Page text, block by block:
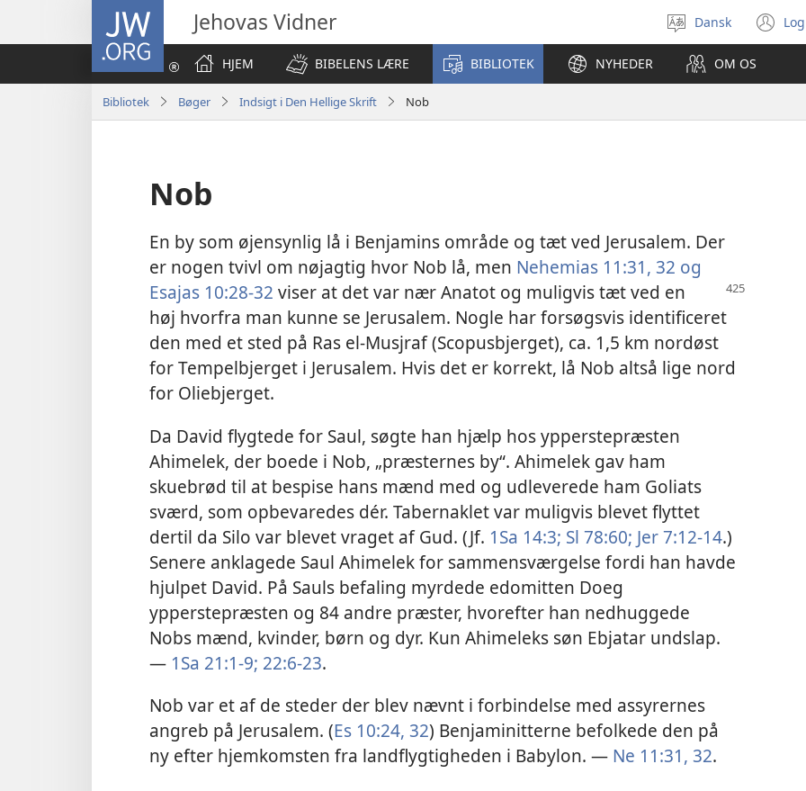
JW.ORG Jehovas Vidner
Vælg
sprog
Dansk
HJEM
BIBELENS LÆRE BIBLIOTEK NYHEDER OM OS
Bibliotek Bøger Indsigt i Den Hellige Skrift Nob
Nob
En by som øjensynlig lå i Benjamins område og tæt ved Jerusalem. Der
er nogen tvivl om nøjagtig hvor Nob lå, men Nehemias 11:31, 32 og
Esajas 10:28-32 viser at det var nær Anatot og muligvis tæt ved en
høj hvorfra man kunne se Jerusalem. Nogle har forsøgsvis identificeret
den med et sted på Ras el-Musjraf (Scopusbjerget), ca. 1,5 km nordøst
for Tempelbjerget i Jerusalem. Hvis det er korrekt, lå Nob altså lige nord
for Oliebjerget.
Da David flygtede for Saul, søgte han hjælp hos ypperstepræsten
Ahimelek, der boede i Nob, „præsternes by“. Ahimelek gav ham
skuebrød til at bespise hans mænd med og udleverede ham Goliats
sværd, som opbevaredes dér. Tabernaklet var muligvis blevet flyttet
dertil da Silo var blevet vraget af Gud. (Jf. 1Sa 14:3; Sl 78:60; Jer 7:12-14.)
Senere anklagede Saul Ahimelek for sammensværgelse fordi han havde
hjulpet David. På Sauls befaling myrdede edomitten Doeg
ypperstepræsten og 84 andre præster, hvorefter han nedhuggede
Nobs mænd, kvinder, børn og dyr. Kun Ahimeleks søn Ebjatar undslap.
— 1Sa 21:1-9; 22:6-23.
Nob var et af de steder der blev nævnt i forbindelse med assyrernes
angreb på Jerusalem. (Es 10:24, 32) Benjaminitterne befolkede den på
ny efter hjemkomsten fra landflygtigheden i Babylon. — Ne 11:31, 32.